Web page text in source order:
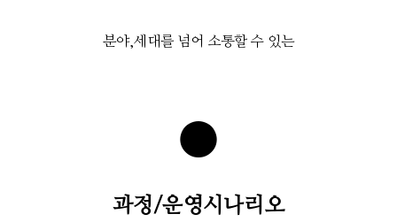
분야,세대를 넘어 소통할 수 있는
●
과정/운영시나리오